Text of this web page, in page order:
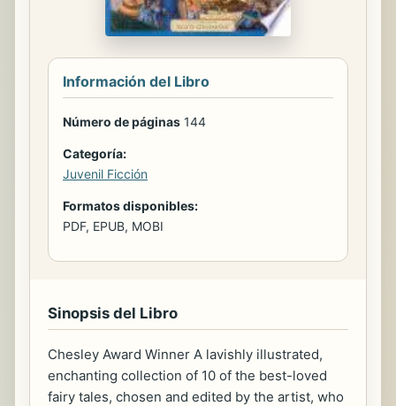
Información del Libro
Número de páginas 144
Categoría:
Juvenil Ficción
Formatos disponibles:
PDF, EPUB, MOBI
Sinopsis del Libro
Chesley Award Winner A lavishly illustrated,
enchanting collection of 10 of the best-loved
fairy tales, chosen and edited by the artist, who